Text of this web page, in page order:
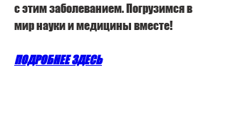
с этим заболеванием. Погрузимся в
мир науки и медицины вместе!
ПОДРОБНЕЕ ЗДЕСЬ